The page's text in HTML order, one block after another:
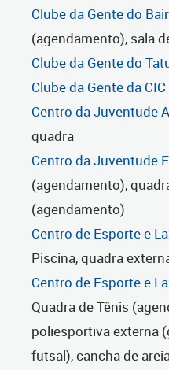
Clube da Gente do
(agendamento), sala
Clube da Gente do
Clube da Gente da CIC
Centro da Juventude
quadra
Centro da Juventude
(agendamento),
(agendamento)
Centro de Esporte e
Piscina, quadra
Centro de Esporte e
Quadra de Tênis
poliesportiva externa
futsal), cancha de